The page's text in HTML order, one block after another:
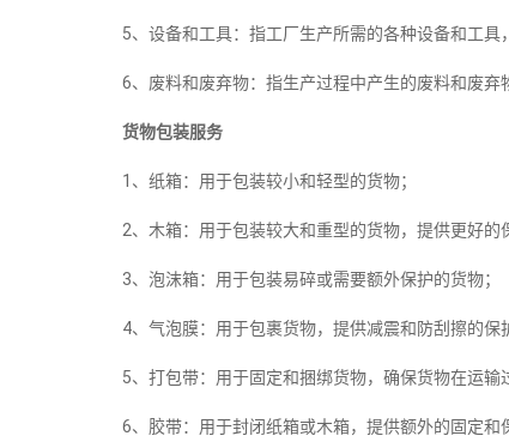
5、设备和工具：指工厂生产所需的各种设备和工具
6、废料和废弃物：指生产过程中产生的废料和废弃
货物包装服务
1、纸箱：用于包装较小和轻型的货物；
2、木箱：用于包装较大和重型的货物，提供更好的
3、泡沫箱：用于包装易碎或需要额外保护的货物；
4、气泡膜：用于包裹货物，提供减震和防刮擦的保
5、打包带：用于固定和捆绑货物，确保货物在运输
6、胶带：用于封闭纸箱或木箱，提供额外的固定和